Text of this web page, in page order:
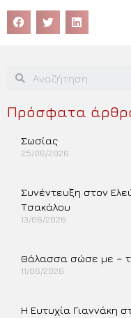
Πρόσφατα
Σωσίας
25/06/2026
Συνέντευξη στον
Τσακάλου
13/06/2026
Θάλασσα σώσε με –
11/06/2026
Η Ευτυχία Γιαννάκη